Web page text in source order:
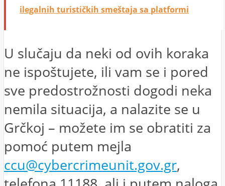
ilegalnih turističkih smeštaja sa platformi
U slučaju da neki od ovih koraka
ne ispoštujete, ili vam se i pored
sve predostrožnosti dogodi neka
nemila situacija, a nalazite se u
Grčkoj – možete im se obratiti za
pomoć putem mejla
ccu@cybercrimeunit.gov.gr,